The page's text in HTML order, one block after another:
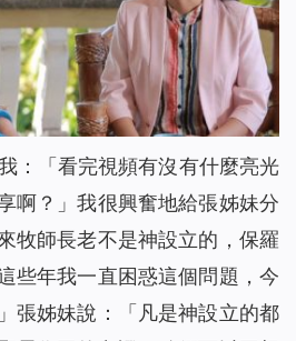
：「看完視頻有沒有什麼亮光
啊？」我很興奮地給張姊妹分
牧師長老不是神設立的，保羅
些年我一直困惑這個問題，今
張姊妹說：「凡是神設立的都